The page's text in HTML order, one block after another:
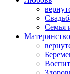
Семья
Материнство